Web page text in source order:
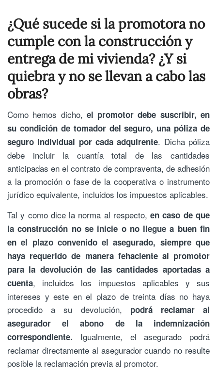
¿Qué sucede si la promotora no
cumple con la construcción y
entrega de mi vivienda? ¿Y si
quiebra y no se llevan a cabo las
obras?
Como hemos dicho, el promotor debe suscribir, en
su condición de tomador del seguro, una póliza de
seguro individual por cada adquirente. Dicha póliza
debe incluir la cuantía total de las cantidades
anticipadas en el contrato de compraventa, de adhesión
a la promoción o fase de la cooperativa o instrumento
jurídico equivalente, incluidos los impuestos aplicables.
Tal y como dice la norma al respecto,en caso de que
la construcción no se inicie o no llegue a buen fin
en el plazo convenido el asegurado, siempre que
haya requerido de manera fehaciente al promotor
para la devolución de las cantidades aportadas a
cuenta, incluidos los impuestos aplicables y sus
intereses y este en el plazo de treinta días no haya
procedido a su devolución, podrá reclamar al
asegurador el abono de la indemnización
correspondiente. Igualmente, el asegurado podrá
reclamar directamente al asegurador cuando no resulte
posible la reclamación previa al promotor.